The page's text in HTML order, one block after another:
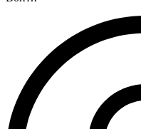
Магистральные фильтры для
Фильтры для воды под мойку
Водоснабжение
Кран шаровый
Крепеж для монтажных труб